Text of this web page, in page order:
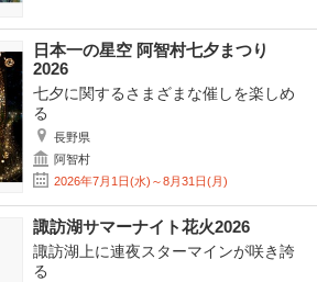
日本一の星空 阿智村七夕まつり
2026
七夕に関するさまざまな催しを楽しめ
る
長野県
阿智村
2026年7月1日(水)～8月31日(月)
諏訪湖サマーナイト花火2026
諏訪湖上に連夜スターマインが咲き誇
る